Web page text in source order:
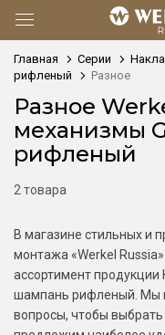
Главная Серии
рифленый
Разное
Разное
механизмы
рифленый
2 товара
В магазине стильных и
монтажа «Werkel
ассортимент
шампань рифленый. Мы
вопросы, чтобы